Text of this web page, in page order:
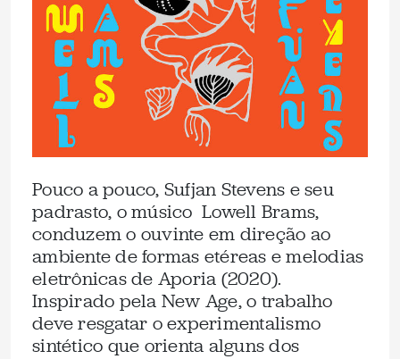
Pouco a pouco, Sufjan Stevens e seu
padrasto, o músico Lowell Brams,
conduzem o ouvinte em direção ao
ambiente de formas etéreas e melodias
eletrônicas de Aporia (2020).
Inspirado pela New Age, o trabalho
deve resgatar o experimentalismo
sintético que orienta alguns dos